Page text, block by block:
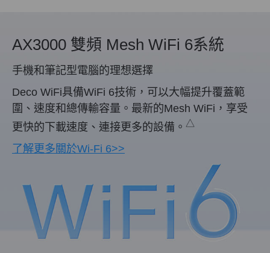
AX3000 雙頻 Mesh WiFi 6系統
手機和筆記型電腦的理想選擇
Deco WiFi具備WiFi 6技術，可以大幅提升覆蓋範
圍、速度和總傳輸容量。最新的Mesh WiFi，享受
更快的下載速度、連接更多的設備。 △
了解更多關於Wi-Fi 6>>